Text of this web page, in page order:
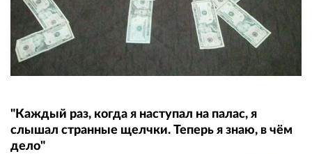
"Каждый раз, когда я наступал на палас, я
слышал странные щелчки. Теперь я знаю, в чём
дело"